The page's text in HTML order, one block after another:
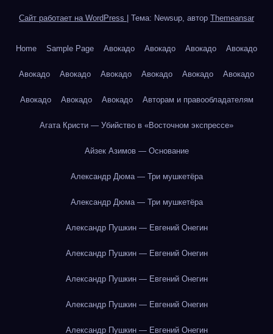
Сайт работает на WordPress Тема: Newsup, автор Themeansar
Home Sample Page Авокадо Авокадо Авокадо Авокадо
Авокадо Авокадо Авокадо Авокадо Авокадо Авокадо
Авокадо Авокадо Авокадо Авторам и правообладателям
Агата Кристи — Убийство в «Восточном экспрессе»
Айзек Азимов — Основание
Александр Дюма — Три мушкетёра
Александр Дюма — Три мушкетёра
Александр Пушкин — Евгений Онегин
Александр Пушкин — Евгений Онегин
Александр Пушкин — Евгений Онегин
Александр Пушкин — Евгений Онегин
Александр Пушкин — Евгений Онегин